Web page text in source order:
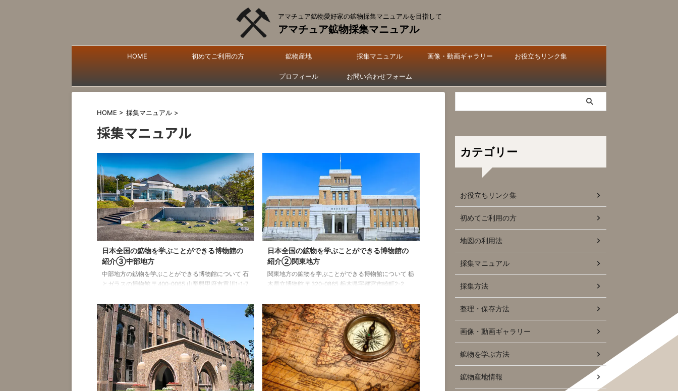
アマチュア鉱物愛好家の鉱物採集マニュアルを目指して
アマチュア鉱物採集マニュアル
HOME 初めてご利用の方 鉱物産地 採集マニュアル 画像・動画ギャラリー お役立ちリンク集
プロフィール お問い合わせフォーム
HOME > 採集マニュアル >
採集マニュアル
日本全国の鉱物を学ぶことができる博物館の
紹介③中部地方
中部地方の鉱物を学ぶことができる博物館について 石
とガラスの博物館 〒400-0065 山梨県甲府市貢川1-1-7
年中無休 入館料：高校生以上 500円 小・中学生 300
円 http://www.tanzawa-
net.co.jp/shop/11_museum.html 水晶宝石博物館 〒
400-1217 山梨県甲府市猪狩町312 TEL：055-287-
2101 営業時間：9:00〜17:00 年中無休 入館料無料 山
梨ジュエ ...
日本全国の鉱物を学ぶことができる博物館の
紹介②関東地方
関東地方の鉱物を学ぶことができる博物館について 栃
木県立博物館 〒320-0865 栃木県宇都宮市睦町2-2
午後5時（入館は午後4時30分まで） 休館日 ：月曜
（祝日の場合は開館）、 祝日の翌日（土・日曜の場合
は開館） 観覧料 一般観覧料 260円 （200円）
高校・大学生&nbs ...
カテゴリー
お役立ちリンク集
初めてご利用の方
地図の利用法
採集マニュアル
採集方法
整理・保存方法
画像・動画ギャラリー
鉱物を学ぶ方法
鉱物産地情報